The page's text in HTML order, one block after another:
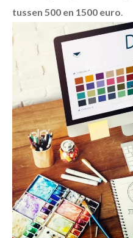
tussen 500 en 1500 euro.